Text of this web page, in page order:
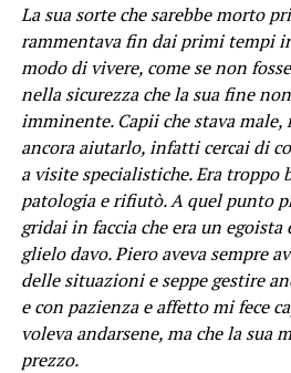
La sua sorte che sarebbe morto
rammentava fin dai primi tempi
modo di vivere, come se non
nella sicurezza che la sua fine
imminente. Capii che stava male,
ancora aiutarlo, infatti cercai di
a visite specialistiche. Era troppo
patologia e rifiutò. A quel punto
gridai in faccia che era un
glielo davo. Piero aveva sempre
delle situazioni e seppe gestire
e con pazienza e affetto mi fece
voleva andarsene, ma che la sua
prezzo.